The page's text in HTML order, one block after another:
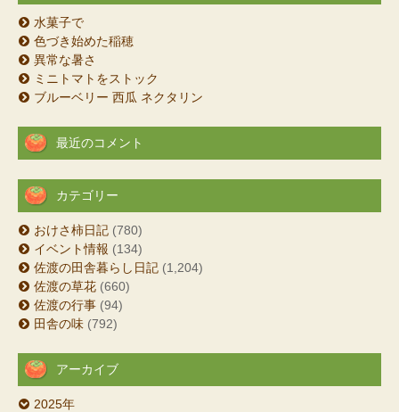
水菓子で
色づき始めた稲穂
異常な暑さ
ミニトマトをストック
ブルーベリー 西瓜 ネクタリン
最近のコメント
カテゴリー
おけさ柿日記 (780)
イベント情報 (134)
佐渡の田舎暮らし日記 (1,204)
佐渡の草花 (660)
佐渡の行事 (94)
田舎の味 (792)
アーカイブ
2025年